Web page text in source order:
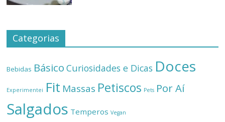
Categorias
Bebidas Básico Curiosidades e Dicas Doces
Experimentei Fit Massas Petiscos Pets Por Aí
Salgados Temperos Vegan